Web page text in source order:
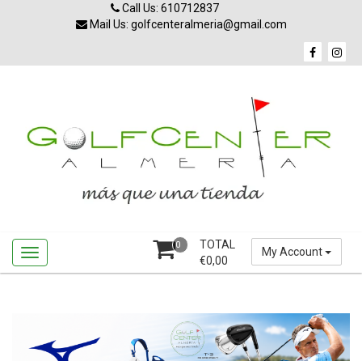
Call Us: 610712837
Mail Us: golfcenteralmeria@gmail.com
My Account
0
TOTAL
€0,00